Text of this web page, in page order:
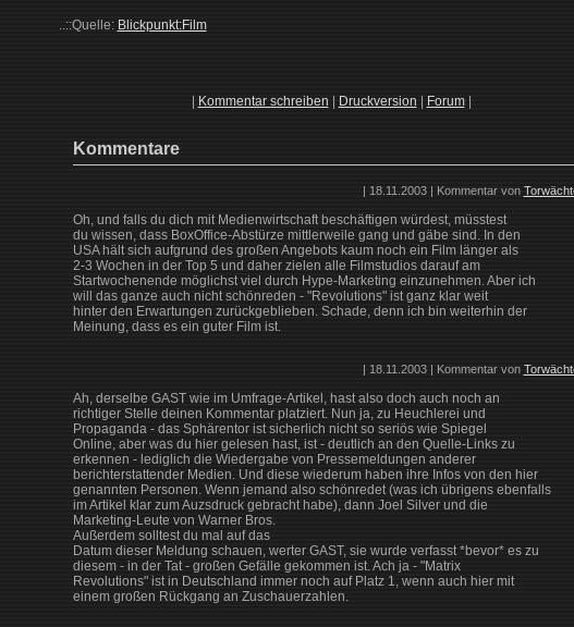
..::Quelle: Blickpunkt:Film
Kommentar schreiben Druckversion Forum|
Kommentare
| 18.11.2003 | Kommentar von
Oh, und falls du dich mit Medienwirtschaft beschäftigen würdest, müsstest
du wissen, dass BoxOffice-Abstürze mittlerweile gang und gäbe sind. In den
USA hält sich aufgrund des großen Angebots kaum noch ein Film länger als
2-3 Wochen in der Top 5 und daher zielen alle Filmstudios darauf am
Startwochenende möglichst viel durch Hype-Marketing einzunehmen. Aber ich
will das ganze auch nicht schönreden - "Revolutions" ist ganz klar weit
hinter den Erwartungen zurückgeblieben. Schade, denn ich bin weiterhin der
Meinung, dass es ein guter Film ist.
| 18.11.2003 | Kommentar von
Ah, derselbe GAST wie im Umfrage-Artikel, hast also doch auch noch an
richtiger Stelle deinen Kommentar platziert. Nun ja, zu Heuchlerei und
Propaganda - das Sphärentor ist sicherlich nicht so seriös wie Spiegel
Online, aber was du hier gelesen hast, ist - deutlich an den Quelle-Links zu
erkennen - lediglich die Wiedergabe von Pressemeldungen anderer
berichterstattender Medien. Und diese wiederum haben ihre Infos von den hier
genannten Personen. Wenn jemand also schönredet (was ich übrigens ebenfalls
im Artikel klar zum Auzsdruck gebracht habe), dann Joel Silver und die
Marketing-Leute von Warner Bros.
Außerdem solltest du mal auf das
Datum dieser Meldung schauen, werter GAST, sie wurde verfasst *bevor* es zu
diesem - in der Tat - großen Gefälle gekommen ist. Ach ja - "Matrix
Revolutions" ist in Deutschland immer noch auf Platz 1, wenn auch hier mit
einem großen Rückgang an Zuschauerzahlen.